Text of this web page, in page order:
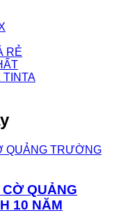
RẺ
TINTA
QUẢNG
10 NĂM